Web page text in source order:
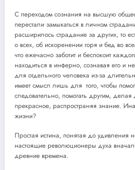
С переходом сознания на высшую
перестали замыкаться в личном
расширилось страдание за других, то
о всех, об искоренении горя и бед во
что ежечасно заботит и беспокоит
находиться в инферно, сознавая его и
для отдельного человека из-за
имеет смысл лишь для того, чтобы
следовательно, помогать другим,
прекрасное, распространяя знание.
жизни?
Простая истина, понятая до удивления
настоящие революционеры духа
древние времена.